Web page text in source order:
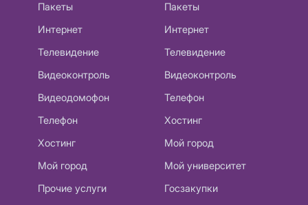
Пакеты
Интернет
Телевидение
Видеоконтроль
Видеодомофон
Телефон
Хостинг
Мой город
Прочие услуги
Пакеты
Интернет
Телевидение
Видеоконтроль
Телефон
Хостинг
Мой город
Мой университет
Госзакупки